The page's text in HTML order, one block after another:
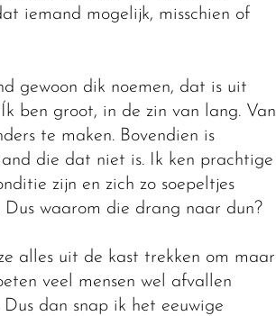
iemand mogelijk, misschien of
gewoon dik noemen, dat is uit
ben groot, in de zin van lang. Van
te maken. Bovendien is
die dat niet is. Ik ken prachtige
zijn en zich zo soepeltjes
waarom die drang naar dun?
alles uit de kast trekken om maar
veel mensen wel afvallen
dan snap ik het eeuwige